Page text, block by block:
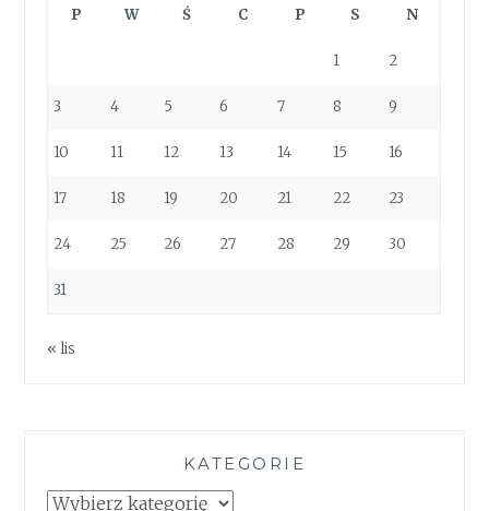
P W Ś C P S N
1 2
3 4 5 6 7 8 9
10 11 12 13 14 15 16
17 18 19 20 21 22 23
24 25 26 27 28 29 30
31
« lis
KATEGORIE
Kategorie